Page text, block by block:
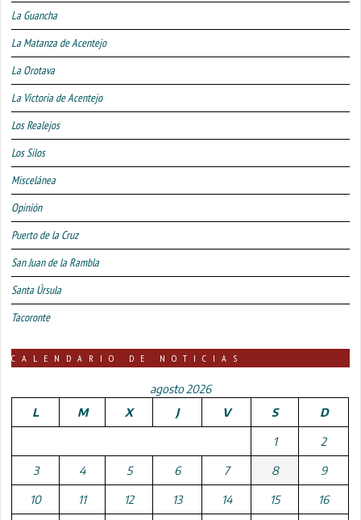
La Guancha
La Matanza de Acentejo
La Orotava
La Victoria de Acentejo
Los Realejos
Los Silos
Miscelánea
Opinión
Puerto de la Cruz
San Juan de la Rambla
Santa Úrsula
Tacoronte
CALENDARIO DE NOTICIAS
agosto 2026
L
M X J V S D
1 2
3 4 5 6 7 8 9
10 11 12 13 14 15 16